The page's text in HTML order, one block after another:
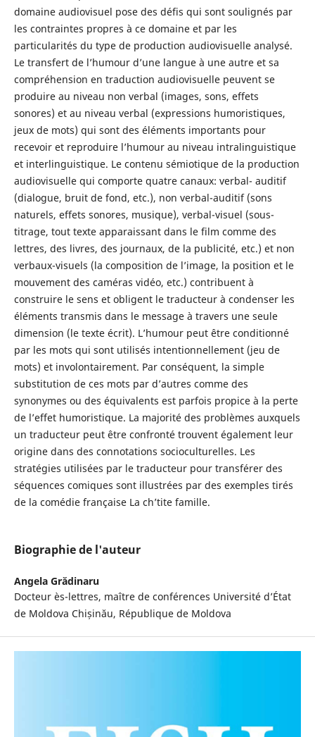
domaine audiovisuel pose des défis qui sont soulignés par
les contraintes propres à ce domaine et par les
particularités du type de production audiovisuelle analysé.
Le transfert de l’humour d’une langue à une autre et sa
compréhension en traduction audiovisuelle peuvent se
produire au niveau non verbal (images, sons, effets
sonores) et au niveau verbal (expressions humoristiques,
jeux de mots) qui sont des éléments importants pour
recevoir et reproduire l’humour au niveau intralinguistique
et interlinguistique. Le contenu sémiotique de la production
audiovisuelle qui comporte quatre canaux: verbal- auditif
(dialogue, bruit de fond, etc.), non verbal-auditif (sons
naturels, effets sonores, musique), verbal-visuel (sous-
titrage, tout texte apparaissant dans le film comme des
lettres, des livres, des journaux, de la publicité, etc.) et non
verbaux-visuels (la composition de l’image, la position et le
mouvement des caméras vidéo, etc.) contribuent à
construire le sens et obligent le traducteur à condenser les
éléments transmis dans le message à travers une seule
dimension (le texte écrit). L’humour peut être conditionné
par les mots qui sont utilisés intentionnellement (jeu de
mots) et involontairement. Par conséquent, la simple
substitution de ces mots par d’autres comme des
synonymes ou des équivalents est parfois propice à la perte
de l’effet humoristique. La majorité des problèmes auxquels
un traducteur peut être confronté trouvent également leur
origine dans des connotations socioculturelles. Les
stratégies utilisées par le traducteur pour transférer des
séquences comiques sont illustrées par des exemples tirés
de la comédie française La ch’tite famille.
Biographie de l'auteur
Angela Grădinaru
Docteur ès-lettres, maître de conférences Université d’État
de Moldova Chișinău, République de Moldova